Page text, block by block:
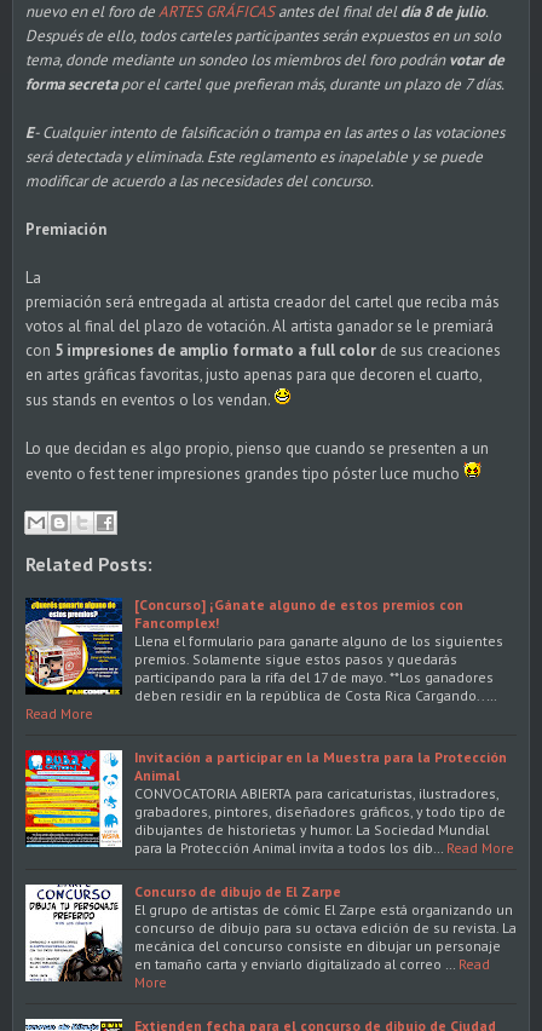
nuevo en el foro deARTES GRÁFICASantes del final deldía 8 de julio.
Después de ello, todos carteles participantes serán expuestos en un solo
tema, donde mediante un sondeo los miembros del foro podránvotar de
forma secretapor el cartel que prefieran más, durante un plazo de 7 días.
E- Cualquier intento de falsificación o trampa en las artes o las votaciones
será detectada y eliminada. Este reglamento es inapelable y se puede
modificar de acuerdo a las necesidades del concurso.
Premiación
La
premiación será entregada al artista creador del cartel que reciba más
votos al final del plazo de votación. Al artista ganador se le premiará
con 5 impresiones de amplio formato a full color de sus creaciones
en artes gráficas favoritas, justo apenas para que decoren el cuarto,
sus stands en eventos o los vendan.
Lo que decidan es algo propio, pienso que cuando se presenten a un
evento o fest tener impresiones grandes tipo póster luce mucho
Related Posts:
[Concurso] ¡Gánate alguno de estos premios con
Fancomplex!
Llena el formulario para ganarte alguno de los siguientes
premios. Solamente sigue estos pasos y quedarás
participando para la rifa del 17 de mayo. **Los ganadores
deben residir en la república de Costa Rica Cargando..…
Read More
Invitación a participar en la Muestra para la Protección
Animal
CONVOCATORIA ABIERTA para caricaturistas, ilustradores,
grabadores, pintores, diseñadores gráficos, y todo tipo de
dibujantes de historietas y humor. La Sociedad Mundial
para la Protección Animal invita a todos los dib…
Read More
Concurso de dibujo de El Zarpe
El grupo de artistas de cómic El Zarpe está organizando un
concurso de dibujo para su octava edición de su revista. La
mecánica del concurso consiste en dibujar un personaje
en tamaño carta y enviarlo digitalizado al correo …
Read
More
Extienden fecha para el concurso de dibujo de Ciudad